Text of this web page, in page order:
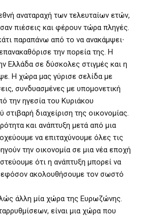
αναταραχή των τελευταίων ετών,
πιέσεις και φέρουν τώρα πληγές.
παραπάνω από το να ανακάμψει∙
την πορεία της. Η
Ελλάδα σε δύσκολες στιγμές και η
Η χώρα μας γύρισε σελίδα με
συνδυασμένες με υπομονετική
την ηγεσία του Κυριάκου
διαχείριση της οικονομίας.
και ανάπτυξη μετά από μια
να επιταχύνουμε όλες τις
την οικονομία σε μια νέα εποχή
ότι η ανάπτυξη μπορεί να
εφόσον ακολουθήσουμε τον σωστό
άλλη μία χώρα της Ευρωζώνης.
είναι μια χώρα που